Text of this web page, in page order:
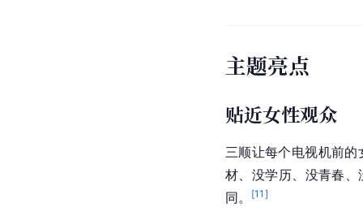
主题亮点
贴近女性观众
三顺让每个电视机前
材、没学历、没青春
同。
[11 ]